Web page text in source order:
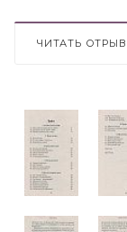
ЧИТАТЬ